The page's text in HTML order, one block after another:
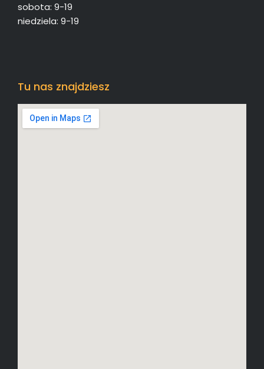
sobota: 9-19
niedziela: 9-19
Tu nas znajdziesz